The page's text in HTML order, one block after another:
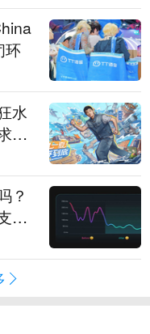
环
水
生
？
持